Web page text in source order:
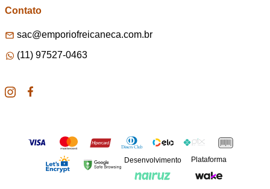
Contato
sac@emporiofreicaneca.com.br
(11) 97527-0463
Desenvolvimento Plataforma